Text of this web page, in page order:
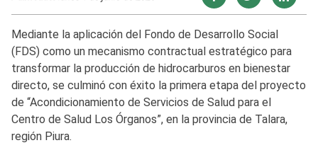
Mediante la aplicación del Fondo de Desarrollo Social
(FDS) como un mecanismo contractual estratégico para
transformar la producción de hidrocarburos en bienestar
directo, se culminó con éxito la primera etapa del proyecto
de “Acondicionamiento de Servicios de Salud para el
Centro de Salud Los Órganos”, en la provincia de Talara,
región Piura.